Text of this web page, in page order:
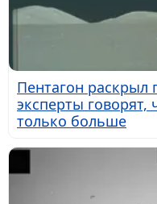
Пентагон
эксперты говорят,
только больше